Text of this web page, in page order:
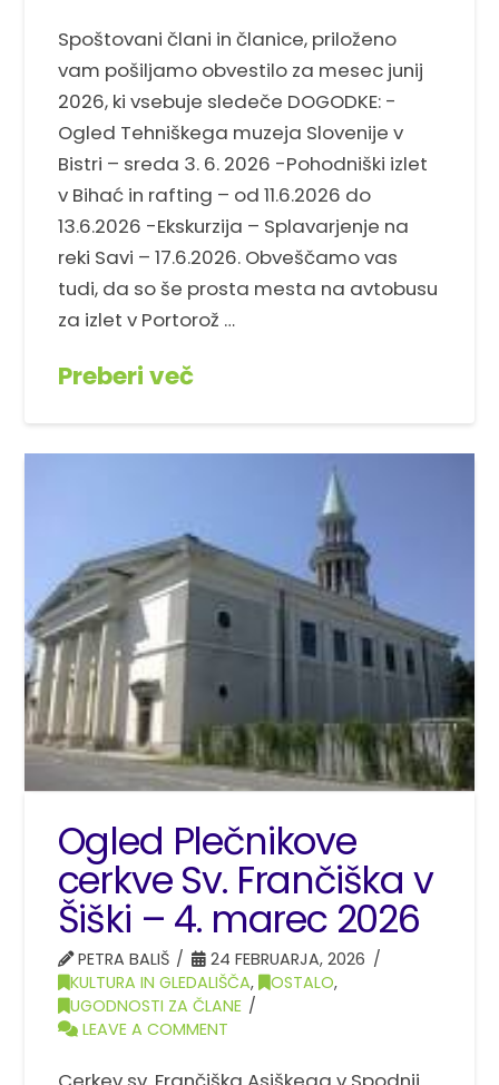
Spoštovani člani in članice, priloženo
vam pošiljamo obvestilo za mesec junij
2026, ki vsebuje sledeče DOGODKE: -
Ogled Tehniškega muzeja Slovenije v
Bistri – sreda 3. 6. 2026 -Pohodniški izlet
v Bihać in rafting – od 11.6.2026 do
13.6.2026 -Ekskurzija – Splavarjenje na
reki Savi – 17.6.2026. Obveščamo vas
tudi, da so še prosta mesta na avtobusu
za izlet v Portorož …
Preberi več
Ogled Plečnikove
cerkve Sv. Frančiška v
Šiški – 4. marec 2026
PETRA BALIŠ
24 FEBRUARJA, 2026
KULTURA IN GLEDALIŠČA, OSTALO,
UGODNOSTI ZA ČLANE
LEAVE A COMMENT